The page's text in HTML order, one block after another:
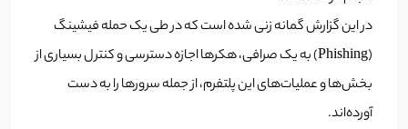
در این گزارش گمانه زنی شده است که در طی یک حمله فیشینگ
(Phishing) به یک صرافی، هکرها اجازه دسترسی و کنترل بسیاری از
بخش‌ها و عملیات‌های این پلتفرم، از جمله سرورها را به دست
آورده‌اند.